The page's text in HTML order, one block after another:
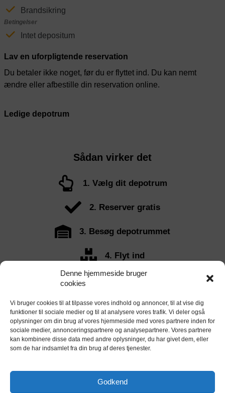
Denne hjemmeside bruger
cookies
Vi bruger cookies til at tilpasse vores indhold og annoncer, til at vise dig
funktioner til sociale medier og til at analysere vores trafik. Vi deler også
oplysninger om din brug af vores hjemmeside med vores partnere inden for
sociale medier, annonceringspartnere og analysepartnere. Vores partnere
kan kombinere disse data med andre oplysninger, du har givet dem, eller
som de har indsamlet fra din brug af deres tjenester.
Godkend
Brandsikring
Betingelser
Intet depositum
Lav en uforpligtende reservation
Du betaler ikke noget, før du er flyttet ind. Du kan nemt
ændre eller afbestille din reservation online.
Ledige depotrum
Sådan virker det
1. Vælg dit depotrum
2. Reserver gratis
3. Besøg depotrummet
4. Flyt ind